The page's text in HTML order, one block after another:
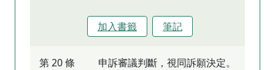
加入書籤 筆記
第 20 條
申訴審議判斷，視同訴願決定。